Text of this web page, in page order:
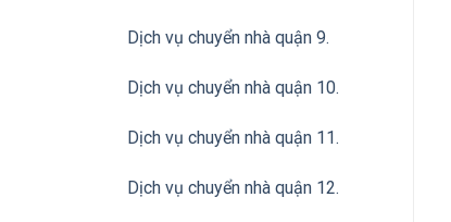
Dịch vụ chuyển nhà quận 9.
Dịch vụ chuyển nhà quận 10.
Dịch vụ chuyển nhà quận 11.
Dịch vụ chuyển nhà quận 12.